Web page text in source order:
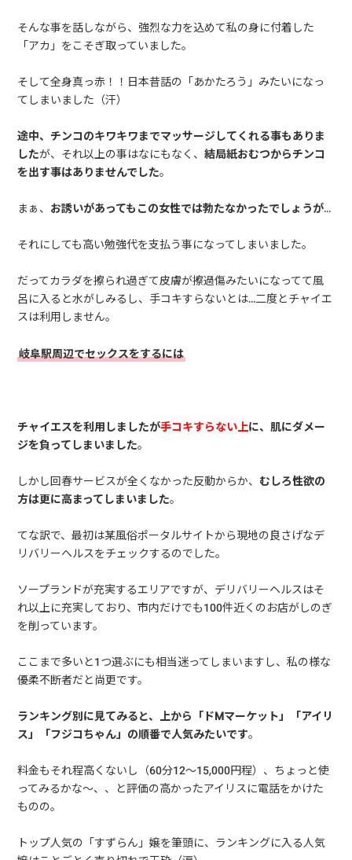
そんな事を話しながら、強烈な力を込めて私の身に付着した
「アカ」をこそぎ取っていました。
そして全身真っ赤！！日本昔話の「あかたろう」みたいになっ
てしまいました（汗）
途中、チンコのキワキワまでマッサージしてくれる事もありま
したが、それ以上の事はなにもなく、結局紙おむつからチンコ
を出す事はありませんでした。
まぁ、 お誘いがあってもこの女性では勃たなかったでしょうが…
それにしても高い勉強代を支払う事になってしまいました。
だってカラダを擦られ過ぎて皮膚が擦過傷みたいになってて風
呂に入ると水がしみるし、手コキすらないとは…二度とチャイエ
スは利用しません。
岐阜駅周辺でセックスをするには
チャイエスを利用しましたが手コキすらない上に、肌にダメー
ジを負ってしまいました。
しかし回春サービスが全くなかった反動からか、 むしろ性欲の
方は更に高まってしまいました。
てな訳で、最初は某風俗ポータルサイトから現地の良さげなデ
リバリーヘルスをチェックするのでした。
ソープランドが充実するエリアですが、デリバリーヘルスはそ
れ以上に充実しており、市内だけでも100件近くのお店がしのぎ
を削っています。
ここまで多いと1つ選ぶにも相当迷ってしまいますし、私の様な
優柔不断者だと尚更です。
ランキング別に見てみると、上から「ドMマーケット」「アイリ
ス」「フジコちゃん」の順番で人気みたいです。
料金もそれ程高くないし（60分12～15,000円程）、ちょっと使
ってみるかな～、、と評価の高かったアイリスに電話をかけた
ものの。
トップ人気の「すずらん」嬢を筆頭に、ランキングに入る人気